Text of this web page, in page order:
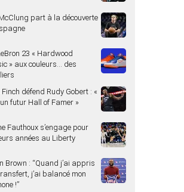
part à la découverte
23 « Hardwood
» aux couleurs… des
défend Rudy Gobert : «
un futur Hall of Famer »
Fauthoux s’engage pour
années au Liberty
Brown : “Quand j’ai appris
j’ai balancé mon
!”